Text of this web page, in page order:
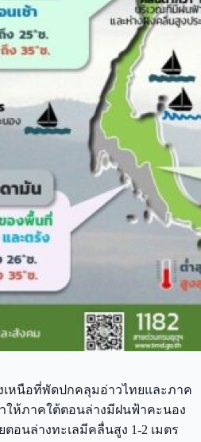
เหนือที่พัดปกคลุมอ่าวไทยและภาค
ให้ภาคใต้ตอนล่างมีฝนฟ้าคะนอง
อนล่างทะเลมีคลื่นสูง 1-2 เมตร